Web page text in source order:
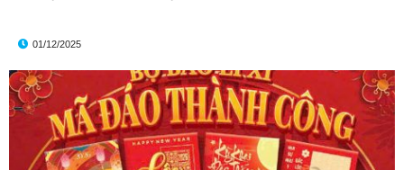
01/12/2025